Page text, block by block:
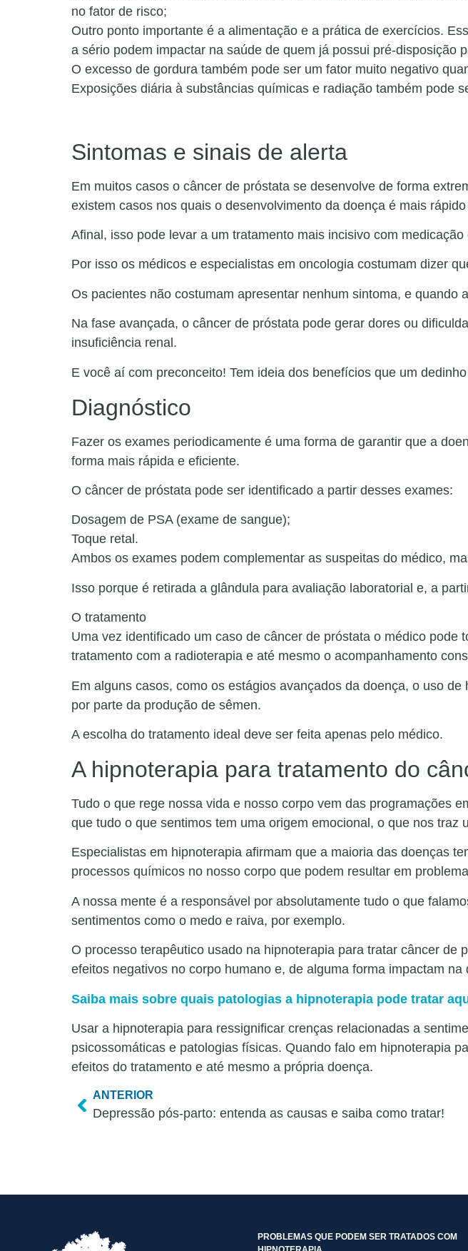
no fator de risco;
Outro ponto importante é a alimentação e a prática de exercícios.
a sério podem impactar na saúde de quem já possui pré-disposição
O excesso de gordura também pode ser um fator muito negativo
Exposições diária à substâncias químicas e radiação também pode
Sintomas e sinais de alerta
Em muitos casos o câncer de próstata se desenvolve de forma
existem casos nos quais o desenvolvimento da doença é mais
Afinal, isso pode levar a um tratamento mais incisivo com medicação
Por isso os médicos e especialistas em oncologia costumam dizer
Os pacientes não costumam apresentar nenhum sintoma, e
Na fase avançada, o câncer de próstata pode gerar dores ou
insuficiência renal.
E você aí com preconceito! Tem ideia dos benefícios que um
Diagnóstico
Fazer os exames periodicamente é uma forma de garantir que a
forma mais rápida e eficiente.
O câncer de próstata pode ser identificado a partir desses exames:
Dosagem de PSA (exame de sangue);
Toque retal.
Ambos os exames podem complementar as suspeitas do médico,
Isso porque é retirada a glândula para avaliação laboratorial e, a
O tratamento
Uma vez identificado um caso de câncer de próstata o médico
tratamento com a radioterapia e até mesmo o acompanhamento
Em alguns casos, como os estágios avançados da doença, o uso
por parte da produção de sêmen.
A escolha do tratamento ideal deve ser feita apenas pelo médico.
A hipnoterapia para tratamento do
Tudo o que rege nossa vida e nosso corpo vem das programações
que tudo o que sentimos tem uma origem emocional, o que nos
Especialistas em hipnoterapia afirmam que a maioria das doenças
processos químicos no nosso corpo que podem resultar em
A nossa mente é a responsável por absolutamente tudo o que
sentimentos como o medo e raiva, por exemplo.
O processo terapêutico usado na hipnoterapia para tratar câncer
efeitos negativos no corpo humano e, de alguma forma impactam na
Saiba mais sobre quais patologias a hipnoterapia pode tratar
Usar a hipnoterapia para ressignificar crenças relacionadas a
psicossomáticas e patologias físicas. Quando falo em hipnoterapia
efeitos do tratamento e até mesmo a própria doença.
ANTERIOR
Depressão pós-parto: entenda as causas e saiba como tratar!
PROBLEMAS QUE PODEM SER TRATADOS COM